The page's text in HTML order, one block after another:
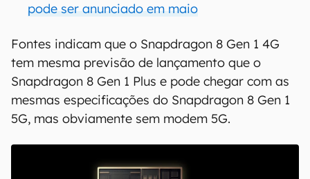
pode ser anunciado em maio
Fontes indicam que o Snapdragon 8 Gen 1 4G
tem mesma previsão de lançamento que o
Snapdragon 8 Gen 1 Plus e pode chegar com as
mesmas especificações do Snapdragon 8 Gen 1
5G, mas obviamente sem modem 5G.